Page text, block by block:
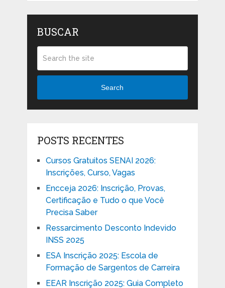
BUSCAR
Search
POSTS RECENTES
Cursos Gratuitos SENAI 2026:
Inscrições, Curso, Vagas
Encceja 2026: Inscrição, Provas,
Certificação e Tudo o que Você
Precisa Saber
Ressarcimento Desconto Indevido
INSS 2025
ESA Inscrição 2025: Escola de
Formação de Sargentos de Carreira
EEAR Inscrição 2025: Guia Completo